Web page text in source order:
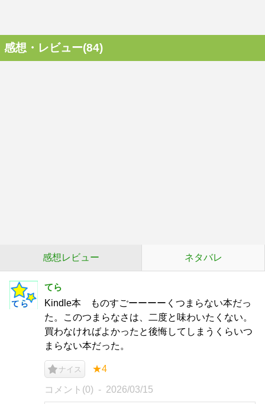
感想・レビュー(84)
感想レビュー ネタバレ
てら
Kindle本 ものすごーーーーくつまらない本だっ
た。このつまらなさは、二度と味わいたくない。
買わなければよかったと後悔してしまうくらいつ
まらない本だった。
ナイス ★4
コメント(0) 2026/03/15